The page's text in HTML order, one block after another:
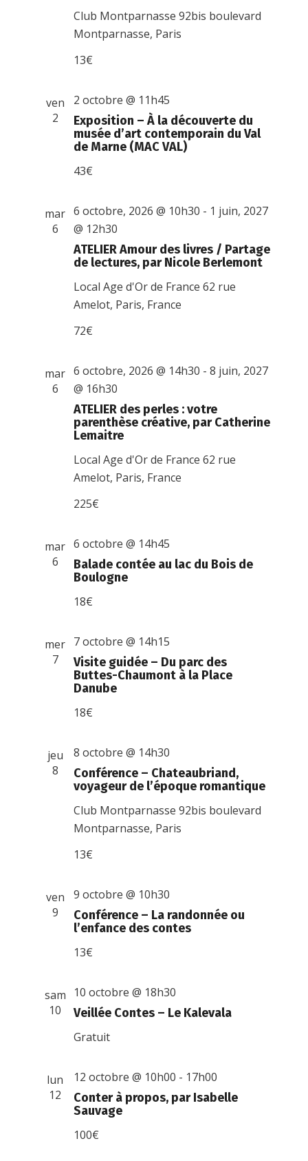
Club Montparnasse92bis boulevard
Montparnasse, Paris
13€
ven
2
Exposition – À la découverte du
musée d’art contemporain du Val
de Marne (MAC VAL)
2 octobre @ 11h45
43€
mar
6
ATELIER Amour des livres / Partage
de lectures, par Nicole Berlemont
6 octobre, 2026 @ 10h30 - 1 juin, 2027
@ 12h30
Local Age d'Or de France62 rue
Amelot, Paris, France
72€
mar
6
ATELIER des perles : votre
parenthèse créative, par Catherine
Lemaitre
6 octobre, 2026 @ 14h30 -8 juin, 2027
@ 16h30
Local Age d'Or de France62 rue
Amelot, Paris, France
225€
mar
6
Balade contée au lac du Bois de
Boulogne
6 octobre @ 14h45
18€
mer
7
Visite guidée – Du parc des
Buttes-Chaumont à la Place
Danube
7 octobre @ 14h15
18€
jeu
8
Conférence – Chateaubriand,
voyageur de l’époque romantique
8 octobre @ 14h30
Club Montparnasse92bis boulevard
Montparnasse, Paris
13€
ven
9
Conférence – La randonnée ou
l’enfance des contes
9 octobre @ 10h30
13€
sam
10
Veillée Contes – Le Kalevala
10 octobre @ 18h30
Gratuit
lun
12
Conter à propos, par Isabelle
Sauvage
12 octobre @ 10h00 - 17h00
100€